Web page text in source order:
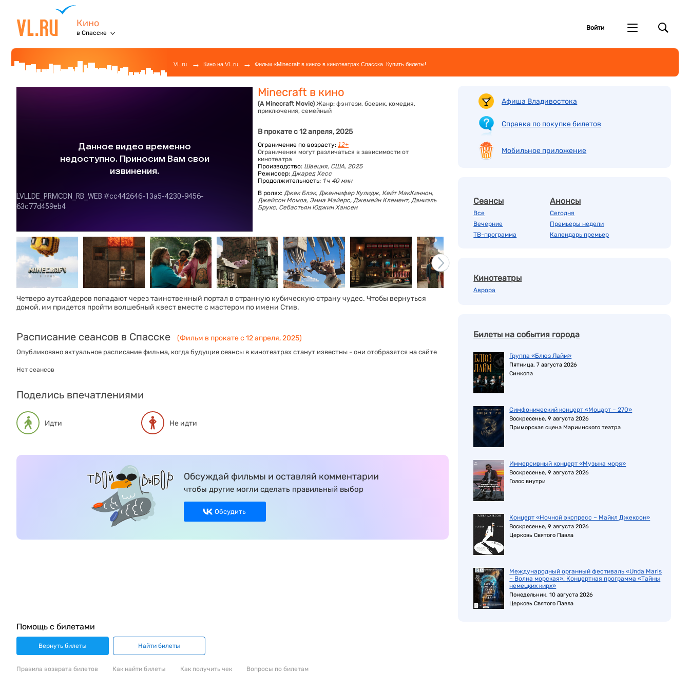
Кино
в Спасске
Войти
VL.ru → Кино на VL.ru → Фильм «Minecraft в кино» в кинотеатрах Спасска. Купить билеты!
Minecraft в кино
(A Minecraft Movie) Жанр: фэнтези, боевик, комедия,
приключения, семейный
В прокате с 12 апреля, 2025
Ограничение по возрасту: 12+
Ограничения могут различаться в зависимости от
кинотеатра
Производство: Швеция, США, 2025
Режиссер: Джаред Хесс
Продолжительность: 1 ч 40 мин
В ролях: Джек Блэк, Дженнифер Кулидж, Кейт МакКиннон,
Джейсон Момоа, Эмма Майерс, Джемейн Клемент, Даниэль
Брукс, Себастьян Юджин Хансен
Четверо аутсайдеров попадают через таинственный портал в странную кубическую страну чудес. Чтобы вернуться
домой, им придется пройти волшебный квест вместе с мастером по имени Стив.
Расписание сеансов в Спасске (Фильм в прокате с 12 апреля, 2025)
Опубликовано актуальное расписание фильма, когда будущие сеансы в кинотеатрах станут известны - они отобразятся на сайте
Нет сеансов
Поделись впечатлениями
Идти Не идти
Обсуждай фильмы и оставляй комментарии
чтобы другие могли сделать правильный выбор
Обсудить
Афиша Владивостока
Справка по покупке билетов
Мобильное приложение
Сеансы
Все
Вечерние
ТВ-программа
Анонсы
Сегодня
Премьеры недели
Календарь премьер
Кинотеатры
Аврора
Билеты на события города
Группа «Блюз Лайм»
Пятница, 7 августа 2026
Синкопа
Симфонический концерт «Моцарт – 270»
Воскресенье, 9 августа 2026
Приморская сцена Мариинского театра
Иммерсивный концерт «Музыка моря»
Воскресенье, 9 августа 2026
Голос внутри
Концерт «Ночной экспресс – Майкл Джексон»
Воскресенье, 9 августа 2026
Церковь Святого Павла
Международный органный фестиваль «Unda Maris
– Волна морская». Концертная программа «Тайны
немецких кирх»
Понедельник, 10 августа 2026
Церковь Святого Павла
Помощь с билетами
Вернуть билеты Найти билеты
Правила возврата билетов Как найти билеты Как получить чек Вопросы по билетам